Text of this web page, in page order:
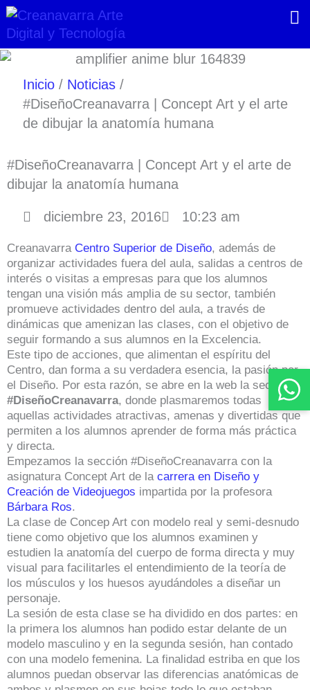
Ir
al
contenido
Inicio
Noticias
#DiseñoCreanavarra | Concept Art y el arte
de dibujar la anatomía humana
#DiseñoCreanavarra | Concept Art y el arte de
dibujar la anatomía humana
diciembre 23, 2016 10:23 am
Creanavarra Centro Superior de Diseño, además de
organizar actividades fuera del aula, salidas a centros de
interés o visitas a empresas para que los alumnos
tengan una visión más amplia de su sector, también
promueve actividades dentro del aula, a través de
dinámicas que amenizan las clases, con el objetivo de
seguir formando a sus alumnos en la Excelencia.
Este tipo de acciones, que alimentan el espíritu del
Centro, dan forma a su verdadera esencia, la pasión por
el Diseño. Por esta razón, se abre en la web la sección
#DiseñoCreanavarra, donde plasmaremos todas
aquellas actividades atractivas, amenas y divertidas que
permiten a los alumnos aprender de forma más práctica
y directa.
Empezamos la sección #DiseñoCreanavarra con la
asignatura Concept Art de la carrera en Diseño y
Creación de Videojuegos impartida por la profesora
Bárbara Ros.
La clase de Concep Art con modelo real y semi-desnudo
tiene como objetivo que los alumnos examinen y
estudien la anatomía del cuerpo de forma directa y muy
visual para facilitarles el entendimiento de la teoría de
los músculos y los huesos ayudándoles a diseñar un
personaje.
La sesión de esta clase se ha dividido en dos partes: en
la primera los alumnos han podido estar delante de un
modelo masculino y en la segunda sesión, han contado
con una modelo femenina. La finalidad estriba en que los
alumnos puedan observar las diferencias anatómicas de